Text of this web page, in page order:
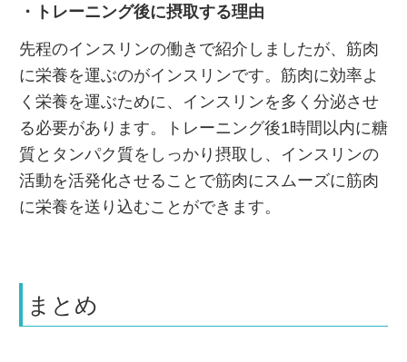
・トレーニング後に摂取する理由
先程のインスリンの働きで紹介しましたが、筋肉
に栄養を運ぶのがインスリンです。筋肉に効率よ
く栄養を運ぶために、インスリンを多く分泌させ
る必要があります。トレーニング後1時間以内に糖
質とタンパク質をしっかり摂取し、インスリンの
活動を活発化させることで筋肉にスムーズに筋肉
に栄養を送り込むことができます。
まとめ